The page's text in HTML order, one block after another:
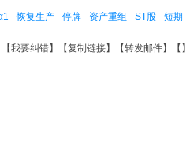
恢复生产 停牌 资产重组 ST股 短期
我要纠错】【复制链接】【转发邮件】【 】